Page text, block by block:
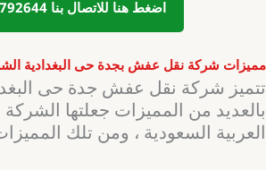
اضغط هنا للاتصال بنا 0555792644
مميزات شركة نقل عفش بجدة حى البغدادية
تتميز شركة نقل عفش جدة حى
بالعديد من المميزات جعلتها
العربية السعودية ، ومن تلك